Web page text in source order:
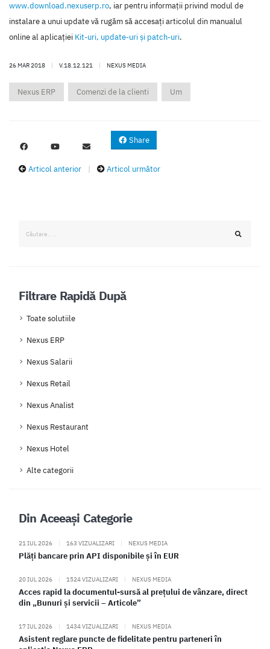
www.download.nexuserp.ro, iar pentru informaţii privind modul de
instalare a unui update vă rugăm să accesaţi articolul din manualul
online al aplicaţiei Kit-uri, update-uri şi patch-uri.
26 MAR 2018 | V.18.12.121 | NEXUS MEDIA
Nexus ERP Comenzi de la clienti Um
Share
Articol anterior | Articol următor
Filtrare Rapidă După
Toate solutiile
Nexus ERP
Nexus Salarii
Nexus Retail
Nexus Analist
Nexus Restaurant
Nexus Hotel
Alte categorii
Din Aceeași Categorie
21 IUL 2026 | 163 VIZUALIZARI | NEXUS MEDIA
Plăți bancare prin API disponibile și în EUR
20 IUL 2026 | 1524 VIZUALIZARI | NEXUS MEDIA
Acces rapid la documentul-sursă al prețului de vânzare, direct
din „Bunuri și servicii – Articole”
17 IUL 2026 | 1434 VIZUALIZARI | NEXUS MEDIA
Asistent reglare puncte de fidelitate pentru parteneri în